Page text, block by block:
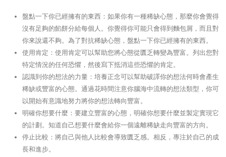
盤點一下你已經擁有的東西：如果你有一種稀缺心態，那麼你會覺得
沒有足夠的餡餅分給每個人。你覺得你可能只會得到麵包屑，而且對
你來說還不夠。為了對抗稀缺心態，盤點一下你已經擁有的東西。
使用肯定：使用肯定可以幫助您將心態從匱乏轉變為豐富。列出您對
特定情況的任何恐懼，然後寫下抵消這些恐懼的肯定。
認識到你的想法的力量：培養正念可以幫助破譯你的想法何時會產生
稀缺或豐富的心態。通過花時間注意你腦海中流轉的想法類型，你可
以開始有意識地努力將你的想法轉向豐富。
明確你想要什麼：要建立豐富的心態，明確你想要什麼並製定實現它
的計劃。知道自己想要什麼會給你一個遠離稀缺走向豐富的方向。
停止比較：將自己與他人比較會導致匱乏感。相反，專注於自己的成
長和進步。